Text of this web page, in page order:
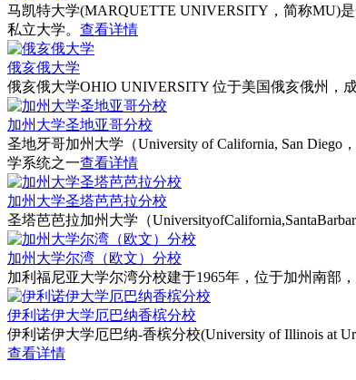
马凯特大学(MARQUETTE UNIVERSITY，简称MU)
私立大学。 查看详情
俄亥俄大学
俄亥俄大学OHIO UNIVERSITY 位于美国俄亥俄州，
加州大学圣地亚哥分校
圣地牙哥加州大学（University of California, San
学系统之一查看详情
加州大学圣塔芭芭拉分校
圣塔芭芭拉加州大学（
加州大学尔湾（欧文）分校
加利福尼亚大学尔湾分校建于1965年，位于加州南部
伊利诺伊大学厄巴纳香槟分校
伊利诺伊大学厄巴纳-香槟分校(University of Illinois at
查看详情